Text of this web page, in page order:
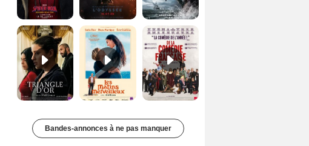
Les Matins merveilleux Bande-annonce VF De la Comédie-Française Teaser VF
Bandes-annonces à ne pas manquer